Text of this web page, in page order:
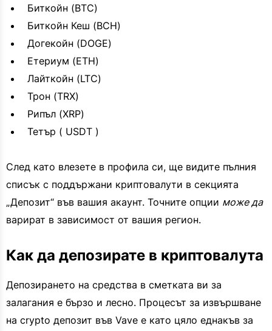
Биткойн (BTC)
Биткойн Кеш (BCH)
Догекойн (DOGE)
Етериум (ETH)
Лайткойн (LTC)
Трон (TRX)
Рипъл (XRP)
Тетър ( USDT )
След като влезете в профила си, ще видите пълния
списък с поддържани криптовалути в секцията
„Депозит“ във вашия акаунт. Точните опции може да
варират в зависимост от вашия регион.
Как да депозирате в криптовалута
Депозирането на средства в сметката ви за
залагания е бързо и лесно. Процесът за извършване
на crypto депозит във Vave е като цяло еднакъв за